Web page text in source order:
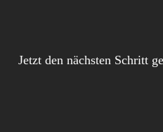
Jetzt den nächsten Schritt